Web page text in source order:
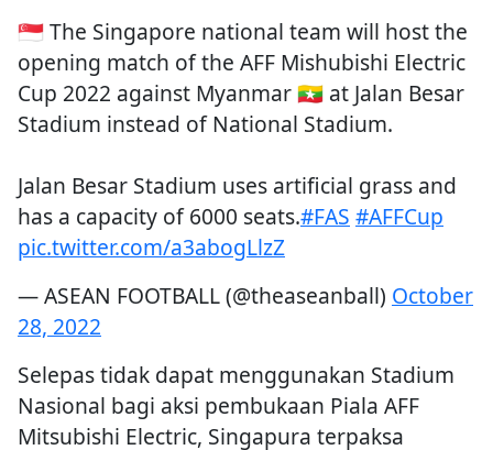
🇸🇬 The Singapore national team will host the
opening match of the AFF Mishubishi Electric
Cup 2022 against Myanmar 🇲🇲 at Jalan Besar
Stadium instead of National Stadium.
Jalan Besar Stadium uses artificial grass and
has a capacity of 6000 seats.#FAS #AFFCup
pic.twitter.com/a3abogLlzZ
— ASEAN FOOTBALL (@theaseanball) October
28, 2022
Selepas tidak dapat menggunakan Stadium
Nasional bagi aksi pembukaan Piala AFF
Mitsubishi Electric, Singapura terpaksa